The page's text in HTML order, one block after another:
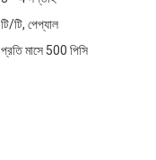
টি/টি, পেপ্যাল
প্রতি মাসে 500 পিসি